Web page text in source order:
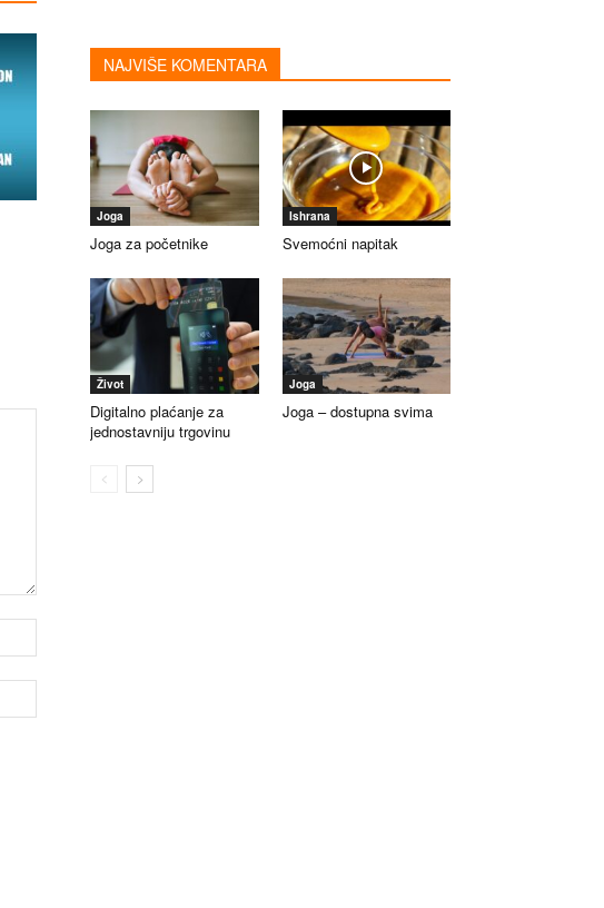
NAJVIŠE KOMENTARA
Joga
Joga za početnike
Ishrana
Svemoćni napitak
Život
Digitalno plaćanje za
jednostavniju trgovinu
Joga
Joga – dostupna svima